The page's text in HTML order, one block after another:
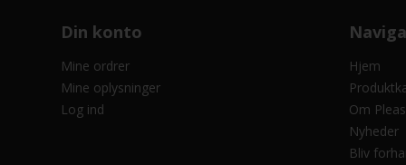
Din konto
Mine ordrer
Mine oplysninger
Log ind
Hjem
Om
Nyheder
Bliv